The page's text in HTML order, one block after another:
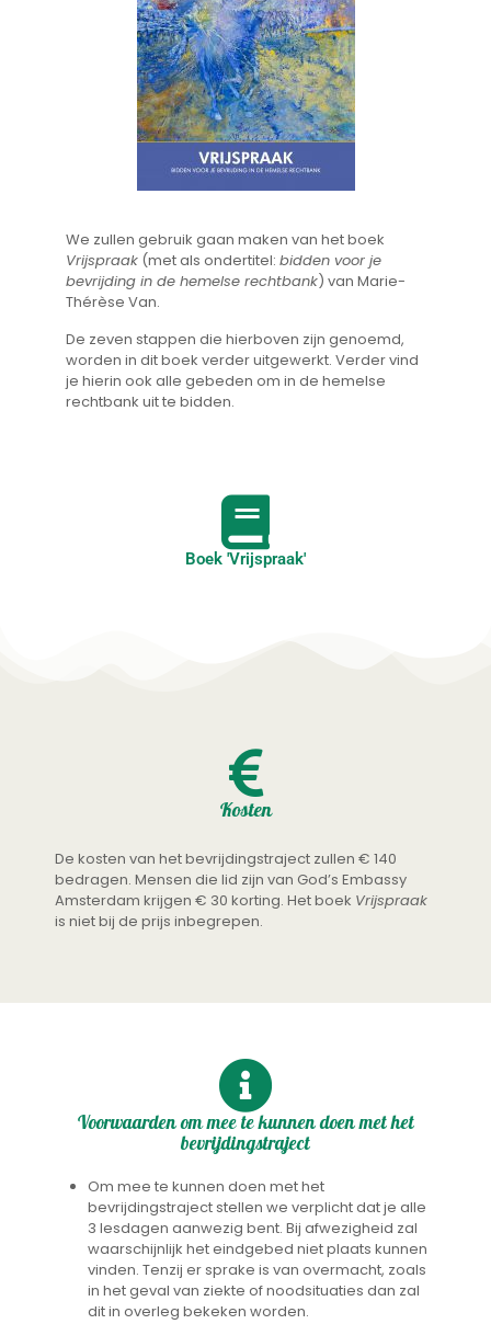
We zullen gebruik gaan maken van het boek
Vrijspraak (met als ondertitel: bidden voor je
bevrijding in de hemelse rechtbank) van Marie-
Thérèse Van.
De zeven stappen die hierboven zijn genoemd,
worden in dit boek verder uitgewerkt. Verder vind
je hierin ook alle gebeden om in de hemelse
rechtbank uit te bidden.
Boek 'Vrijspraak'
Kosten
De kosten van het bevrijdingstraject zullen € 140
bedragen. Mensen die lid zijn van God’s Embassy
Amsterdam krijgen € 30 korting. Het boek Vrijspraak
is niet bij de prijs inbegrepen.
Voorwaarden om mee te kunnen doen met het
bevrijdingstraject
Om mee te kunnen doen met het
bevrijdingstraject stellen we verplicht dat je alle
3 lesdagen aanwezig bent. Bij afwezigheid zal
waarschijnlijk het eindgebed niet plaats kunnen
vinden. Tenzij er sprake is van overmacht, zoals
in het geval van ziekte of noodsituaties dan zal
dit in overleg bekeken worden.